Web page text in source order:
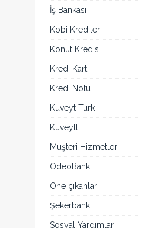
İş Bankası
Kobi Kredileri
Konut Kredisi
Kredi Kartı
Kredi Notu
Kuveyt Türk
Kuveytt
Müşteri Hizmetleri
OdeoBank
Öne çıkanlar
Şekerbank
Sosyal Yardımlar